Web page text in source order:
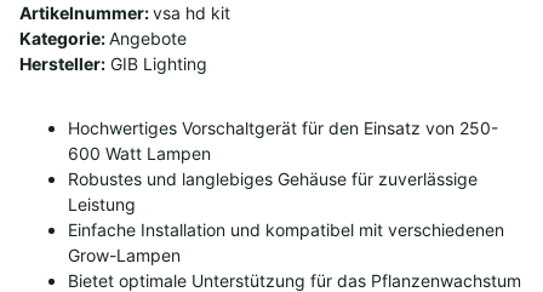
Artikelnummer:vsa hd kit
Kategorie:Angebote
Hersteller: GIB Lighting
Hochwertiges Vorschaltgerät für den Einsatz von 250-
600 Watt Lampen
Robustes und langlebiges Gehäuse für zuverlässige
Leistung
Einfache Installation und kompatibel mit verschiedenen
Grow-Lampen
Bietet optimale Unterstützung für das Pflanzenwachstum